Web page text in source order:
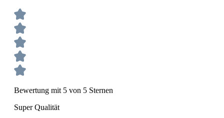
Bewertung mit 5 von 5 Sternen
Super Qualität